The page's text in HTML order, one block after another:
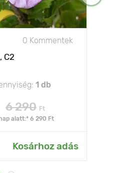
0 Kommentek
С2
1 db
6 290 Ft
alatt:* 6 290 Ft
Kosárhoz adás